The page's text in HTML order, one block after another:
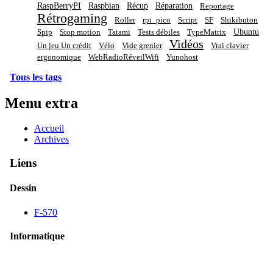
RaspBerryPI Raspbian Récup Réparation Reportage
Rétrogaming Roller rpi_pico Script SF
Shikibuton
Spip
Stop motion Tatami Tests débiles TypeMatrix Ubuntu
Un jeu Un crédit Vélo Vide grenier Vidéos
Vrai clavier
ergonomique
WebRadioRéveilWifi Yunohost
Tous les tags
Menu extra
Accueil
Archives
Liens
Dessin
F-570
Informatique